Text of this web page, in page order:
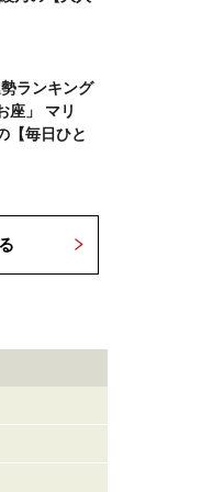
ランキング
座」 マリ
【毎日ひと